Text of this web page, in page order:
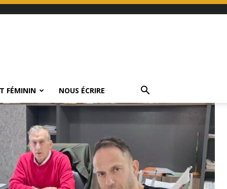
FÉMININ NOUS ÉCRIRE